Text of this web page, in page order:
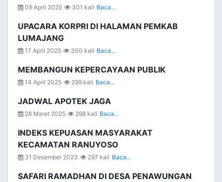
09 April 2025 301 kali Baca...
UPACARA KORPRI DI HALAMAN PEMKAB
LUMAJANG
17 April 2025 300 kali Baca...
MEMBANGUN KEPERCAYAAN PUBLIK
14 April 2025 299 kali Baca...
JADWAL APOTEK JAGA
28 Maret 2025 298 kali Baca...
INDEKS KEPUASAN MASYARAKAT
KECAMATAN RANUYOSO
31 Desember 2023 297 kali Baca...
SAFARI RAMADHAN DI DESA PENAWUNGAN